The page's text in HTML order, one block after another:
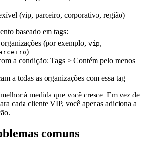
(vip, parceiro, corporativo, região)
baseado em tags:
(por exemplo, vip,
)
a condição: Tags > Contém pelo menos
a todas as organizações com essa tag
à medida que você cresce. Em vez de
cada cliente VIP, você apenas adiciona a
comuns